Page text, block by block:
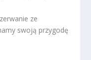
ze
swoją przygodę